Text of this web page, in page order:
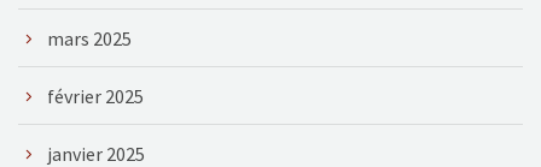
mars 2025
février 2025
janvier 2025